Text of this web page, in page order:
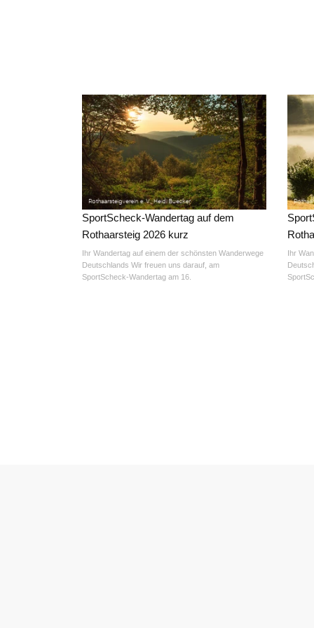
SportScheck-Wandertag auf dem
Rothaarsteig 2026 kurz
Ihr Wandertag auf einem der schönsten Wanderwege
Deutschlands Wir freuen uns darauf, am
SportScheck-Wandertag am 16.
Ihr